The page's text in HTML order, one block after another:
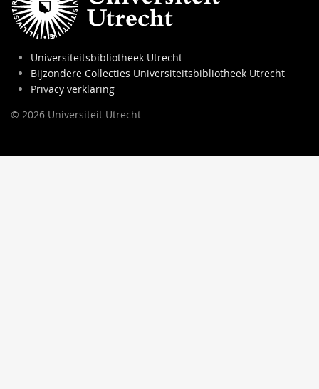
Universiteitsbibliotheek Utrecht
Bijzondere Collecties Universiteitsbibliotheek Utrecht
Privacy verklaring
© 2026 Universiteit Utrecht